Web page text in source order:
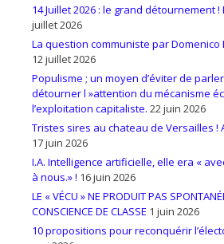
14 Juillet 2026 : le grand détournement
juillet 2026
La question communiste par
12 juillet 2026
Populisme ; un moyen d’éviter de
détourner l »attention du mécanisme
l’exploitation capitaliste. 22 juin 2026
Tristes sires au chateau de Versailles !
17 juin 2026
I.A. Intelligence artificielle, elle era «
à nous.» ! 16 juin 2026
LE « VÉCU » NE PRODUIT PAS
CONSCIENCE DE CLASSE 1 juin 2026
10 propositions pour reconquérir